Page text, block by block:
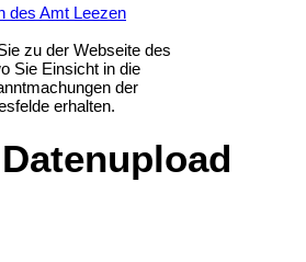
zu der Webseite des
Sie Einsicht in die
der
erhalten.